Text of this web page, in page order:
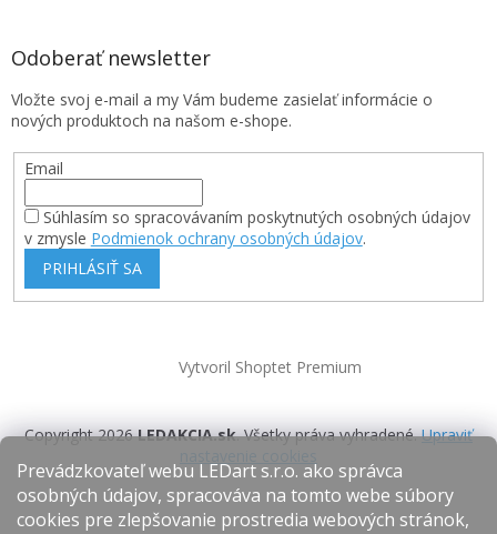
Prevádzkovateľ webu LEDart s.r.o. ako správca
osobných údajov, spracováva na tomto webe súbory
cookies pre zlepšovanie prostredia webových stránok,
Odoberať newsletter
Vložte svoj e-mail a my Vám budeme zasielať informácie o
nových produktoch na našom e-shope.
Email
Súhlasím so spracovávaním poskytnutých osobných údajov
v zmysle Podmienok ochrany osobných údajov.
PRIHLÁSIŤ SA
Vytvoril Shoptet Premium
Copyright 2026LEDAKCIA.sk. Všetky práva vyhradené.Upraviť